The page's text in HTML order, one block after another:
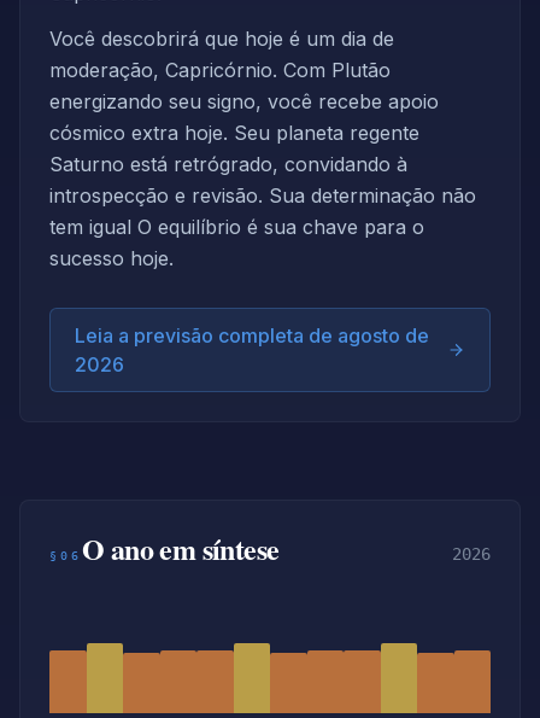
Você descobrirá que hoje é um dia de
moderação, Capricórnio. Com Plutão
energizando seu signo, você recebe apoio
cósmico extra hoje. Seu planeta regente
Saturno está retrógrado, convidando à
introspecção e revisão. Sua determinação não
tem igual O equilíbrio é sua chave para o
sucesso hoje.
Leia a previsão completa de agosto de
2026
§06 O ano em síntese 2026